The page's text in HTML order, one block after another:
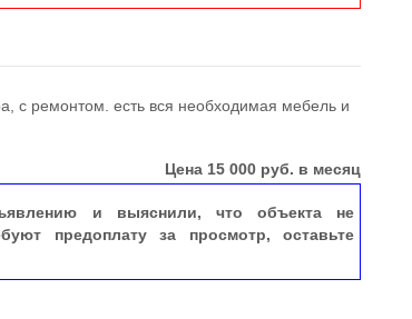
с ремонтом. есть вся необходимая мебель и
Цена 15 000 руб. в месяц
и выяснили, что объекта не
предоплату за просмотр, оставьте